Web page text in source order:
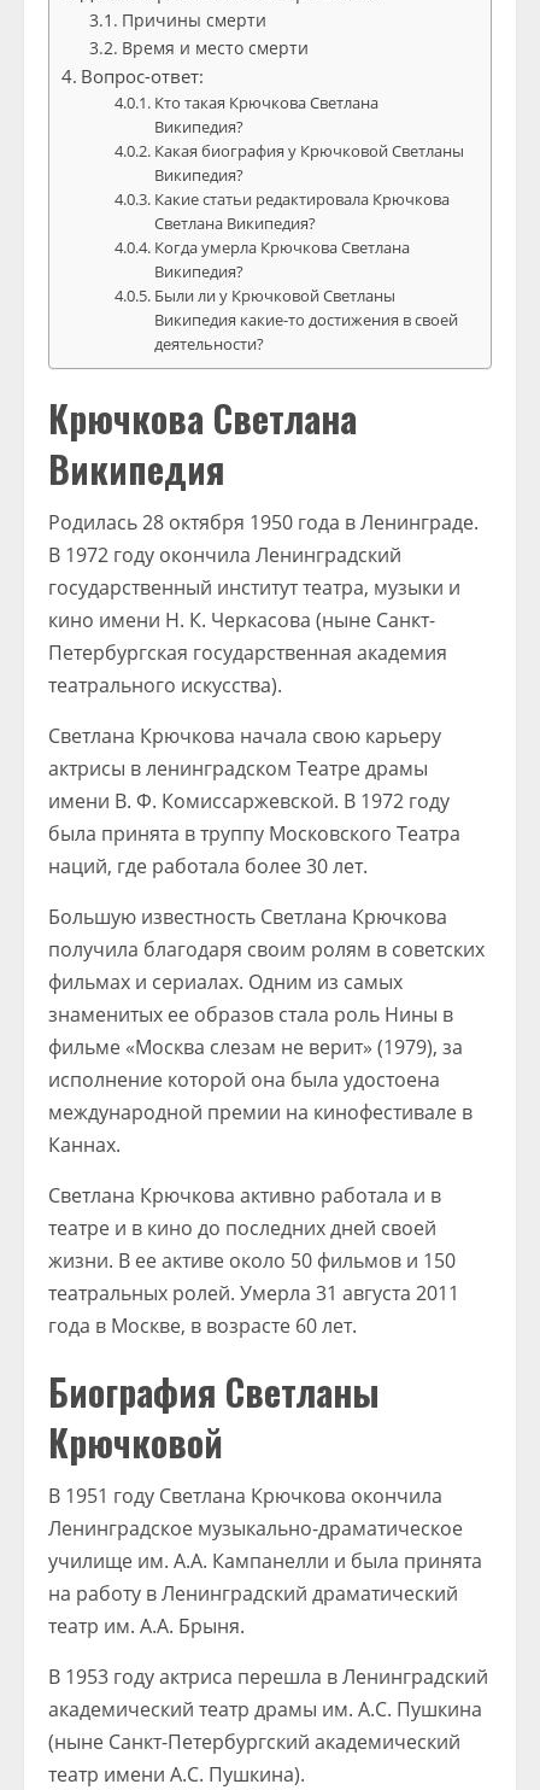
Причины смерти
Время и место смерти
Вопрос-ответ:
Кто такая Крючкова Светлана
Википедия?
Какая биография у Крючковой Светланы
Википедия?
Какие статьи редактировала Крючкова
Светлана Википедия?
Когда умерла Крючкова Светлана
Википедия?
Были ли у Крючковой Светланы
Википедия какие-то достижения в своей
деятельности?
Крючкова Светлана
Википедия
Родилась 28 октября 1950 года в Ленинграде.
В 1972 году окончила Ленинградский
государственный институт театра, музыки и
кино имени Н. К. Черкасова (ныне Санкт-
Петербургская государственная академия
театрального искусства).
Светлана Крючкова начала свою карьеру
актрисы в ленинградском Театре драмы
имени В. Ф. Комиссаржевской. В 1972 году
была принята в труппу Московского Театра
наций, где работала более 30 лет.
Большую известность Светлана Крючкова
получила благодаря своим ролям в советских
фильмах и сериалах. Одним из самых
знаменитых ее образов стала роль Нины в
фильме «Москва слезам не верит» (1979), за
исполнение которой она была удостоена
международной премии на кинофестивале в
Каннах.
Светлана Крючкова активно работала и в
театре и в кино до последних дней своей
жизни. В ее активе около 50 фильмов и 150
театральных ролей. Умерла 31 августа 2011
года в Москве, в возрасте 60 лет.
Биография Светланы
Крючковой
В 1951 году Светлана Крючкова окончила
Ленинградское музыкально-драматическое
училище им. А.А. Кампанелли и была принята
на работу в Ленинградский драматический
театр им. А.А. Брыня.
В 1953 году актриса перешла в Ленинградский
академический театр драмы им. А.С. Пушкина
(ныне Санкт-Петербургский академический
театр имени А.С. Пушкина).